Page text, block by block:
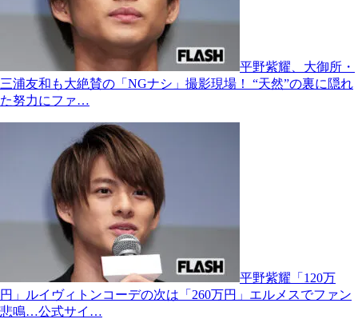
平野紫耀、大御所・
三浦友和も大絶賛の「NGナシ」撮影現場！ “天然”の裏に隠れ
た努力にファ…
平野紫耀「120万
円」ルイヴィトンコーデの次は「260万円」エルメスでファン
悲鳴…公式サイ…